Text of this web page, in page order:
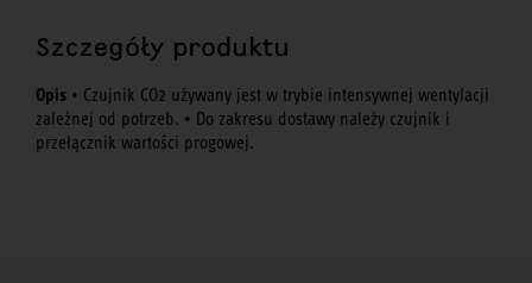
Szczegóły produktu
Opis • Czujnik CO2 używany jest w trybie intensywnej wentylacji
zależnej od potrzeb. • Do zakresu dostawy należy czujnik i
przełącznik wartości progowej.